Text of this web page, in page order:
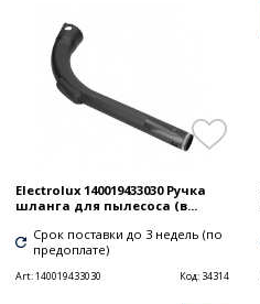
Electrolux 140019433030 Ручка
шланга для пылесоса (в...
Срок поставки до 3 недель (по
предоплате)
Art:140019433030 Код: 34314